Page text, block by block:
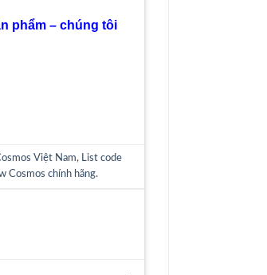
phẩm – chúng tôi
Việt Nam,
List code
Cosmos chính hãng.